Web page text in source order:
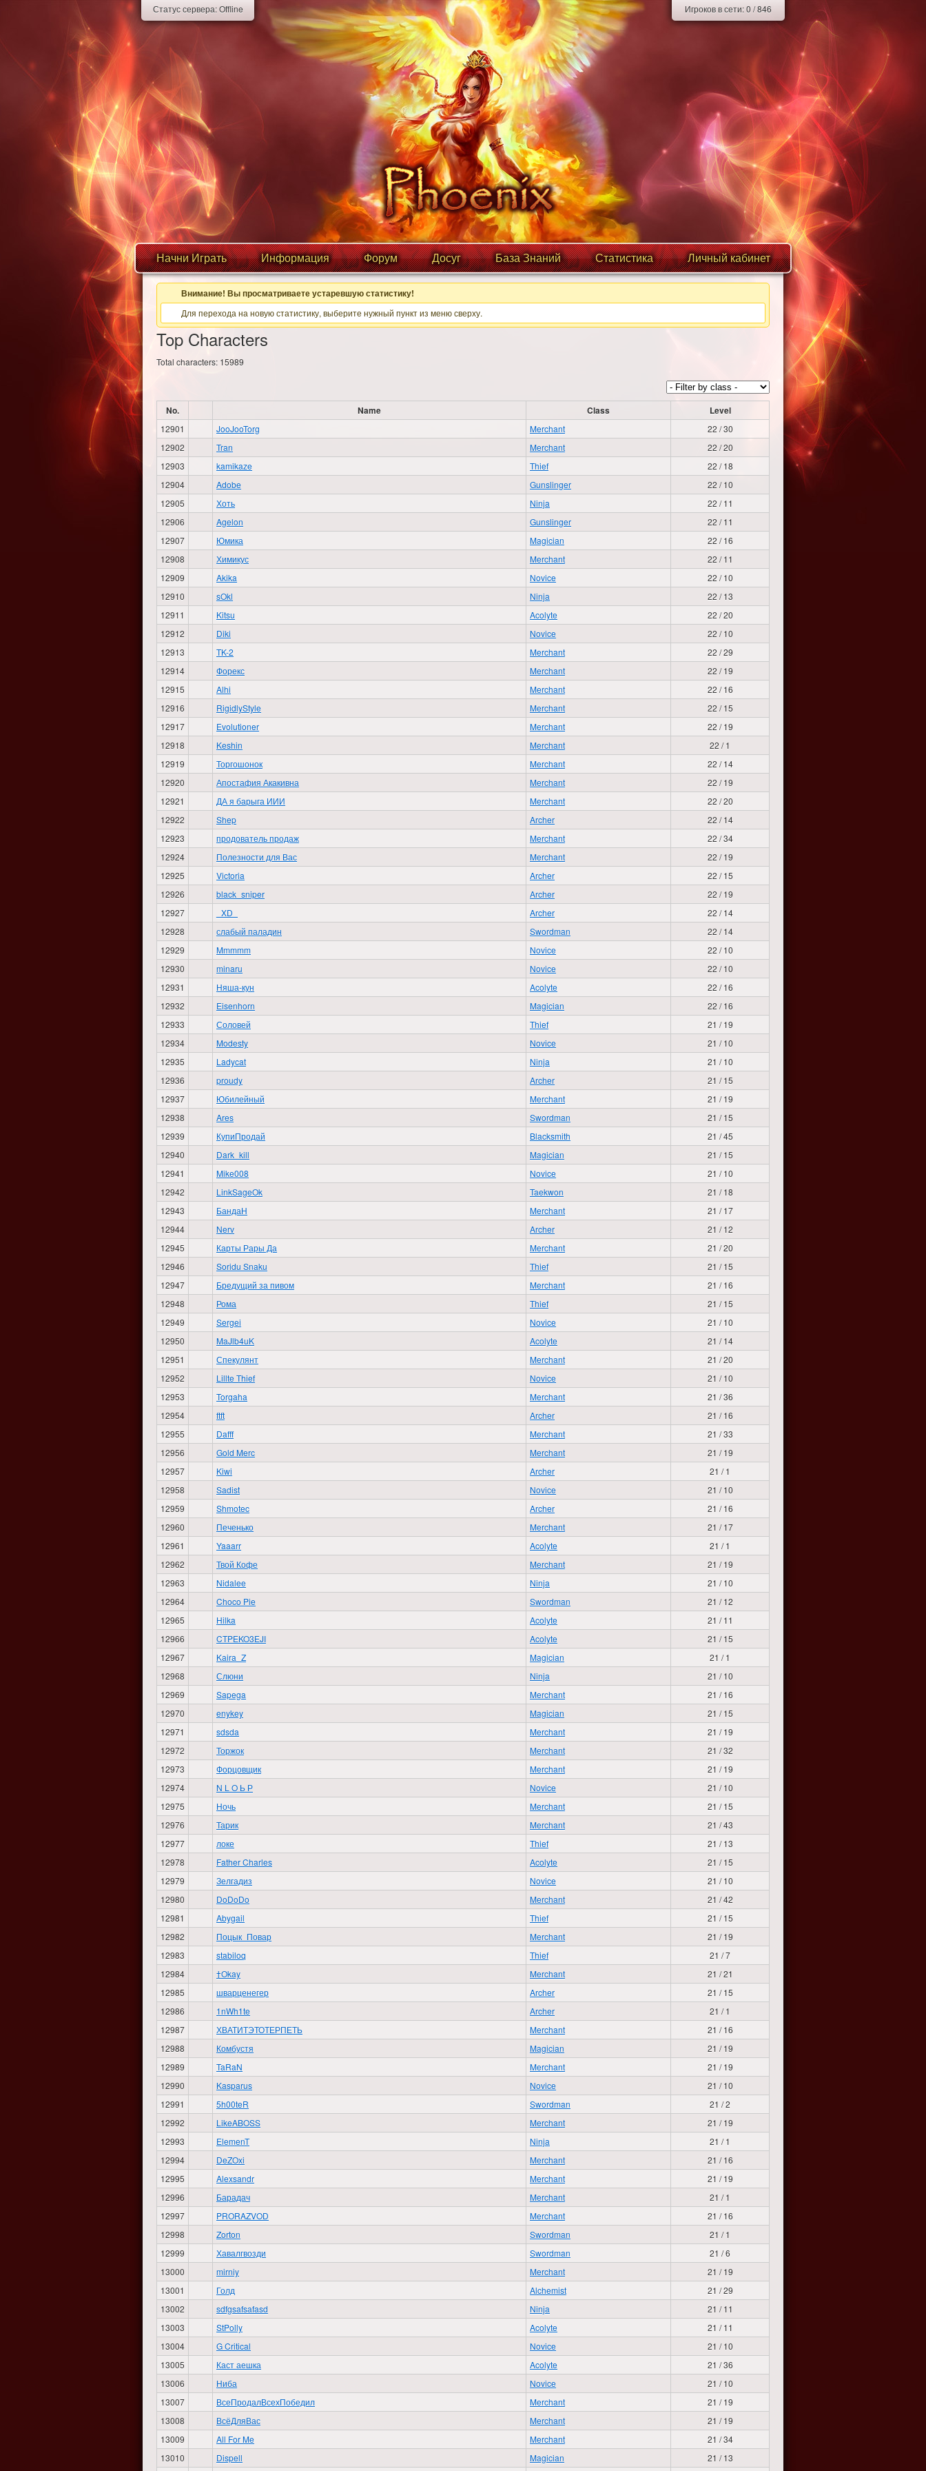
Статус сервера:Offline Игроков в сети:0 /846
Начни Играть Информация Форум Досуг База Знаний Статистика Личный кабинет
Внимание! Вы просматриваете устаревшую статистику!
Для перехода на новую статистику, выберите нужный пункт из меню сверху.
Top Characters
Total characters: 15989
No. Name Class Level
12901 JooJooTorg Merchant
22 / 30
12902
Tran Merchant
22 / 20
12903
kamikaze Thief
22 / 18
12904
Adobe Gunslinger
22 / 10
12905
Хоть Ninja
22 / 11
12906
Agelon Gunslinger
22 / 11
12907
Юмика Magician
22 / 16
12908
Химикус Merchant
22 / 11
12909
Akika Novice
22 / 10
12910
sOkl Ninja
22 / 13
12911
Kitsu Acolyte
22 / 20
12912
Diki Novice
22 / 10
12913
TK-2 Merchant
22 / 29
12914
Форекс Merchant
22 / 19
12915
Alhi Merchant
22 / 16
12916
RigidlyStyle Merchant
22 / 15
12917
Evolutioner Merchant
22 / 19
12918
Keshin Merchant
22 / 1
12919
Торгошонок Merchant
22 / 14
12920
Апостафия Акакивна Merchant
22 / 19
12921
ДА я барыга ИИИ Merchant
22 / 20
12922
Shep Archer
22 / 14
12923
продователь продаж Merchant
22 / 34
12924
Полезности для Вас Merchant
22 / 19
12925
Victoria Archer
22 / 15
12926
black_sniper Archer
22 / 19
12927
_XD_ Archer
22 / 14
12928
слабый паладин Swordman
22 / 14
12929
Mmmmm Novice
22 / 10
12930
minaru Novice
22 / 10
12931
Няша-кун Acolyte
22 / 16
12932
Eisenhorn Magician
22 / 16
12933
Соловей Thief
21 / 19
12934
Modesty Novice
21 / 10
12935
Ladycat Ninja
21 / 10
12936
proudy Archer
21 / 15
12937
Юбилейный Merchant
21 / 19
12938
Ares Swordman
21 / 15
12939
КупиПродай Blacksmith
21 / 45
12940
Dark_kill Magician
21 / 15
12941
Mike008 Novice
21 / 10
12942
LinkSageOk Taekwon
21 / 18
12943
БандаН Merchant
21 / 17
12944
Nerv Archer
21 / 12
12945
Карты Рары Да Merchant
21 / 20
12946
Soridu Snaku Thief
21 / 15
12947
Бредущий за пивом Merchant
21 / 16
12948
Рома Thief
21 / 15
12949
Sergei Novice
21 / 10
12950
MaJlb4uK Acolyte
21 / 14
12951
Спекулянт Merchant
21 / 20
12952
Lillte Thief Novice
21 / 10
12953
Torgaha Merchant
21 / 36
12954
ftft Archer
21 / 16
12955
Dafff Merchant
21 / 33
12956
Gold Merc Merchant
21 / 19
12957
Kiwi Archer
21 / 1
12958
Sadist Novice
21 / 10
12959
Shmotec Archer
21 / 16
12960
Печенько Merchant
21 / 17
12961
Yaaarr Acolyte
21 / 1
12962
Твой Кофе Merchant
21 / 19
12963
Nidalee Ninja
21 / 10
12964
Choco Pie Swordman
21 / 12
12965
Hilka Acolyte
21 / 11
12966
CTPEKO3EJI Acolyte
21 / 15
12967
Kaira_Z Magician
21 / 1
12968
Слюни Ninja
21 / 10
12969
Sapega Merchant
21 / 16
12970
enykey Magician
21 / 15
12971
sdsda Merchant
21 / 19
12972
Торжок Merchant
21 / 32
12973
Форцовщик Merchant
21 / 19
12974
N L O Ь Р Novice
21 / 10
12975
Ночь Merchant
21 / 15
12976
Тарик Merchant
21 / 43
12977
локе Thief
21 / 13
12978
Father Charles Acolyte
21 / 15
12979
Зелгадиз Novice
21 / 10
12980
DoDoDo Merchant
21 / 42
12981
Abygail Thief
21 / 15
12982
Поцык_Повар Merchant
21 / 19
12983
stabiloq Thief
21 / 7
12984
†Okay Merchant
21 / 21
12985
шварценегер Archer
21 / 15
12986
1nWh1te Archer
21 / 1
12987
ХВАТИТЭТОТЕРПЕТЬ Merchant
21 / 16
12988
Комбустя Magician
21 / 19
12989
TaRaN Merchant
21 / 19
12990
Kasparus Novice
21 / 10
12991
5h00teR Swordman
21 / 2
12992
LikeABOSS Merchant
21 / 19
12993
ElemenT Ninja
21 / 1
12994
DeZOxi Merchant
21 / 16
12995
Alexsandr Merchant
21 / 19
12996
Барадач Merchant
21 / 1
12997
PRORAZVOD Merchant
21 / 16
12998
Zorton Swordman
21 / 1
12999
Хавалгвозди Swordman
21 / 6
13000
mirniy Merchant
21 / 19
13001
Голд Alchemist
21 / 29
13002
sdfgsafsafasd Ninja
21 / 11
13003
StPolly Acolyte
21 / 11
13004
G Critical Novice
21 / 10
13005
Каст аешка Acolyte
21 / 36
13006
Ниба Novice
21 / 10
13007
ВсеПродалВсехПобедил Merchant
21 / 19
13008
ВсёДляВас Merchant
21 / 19
13009
All For Me Merchant
21 / 34
13010
Dispell Magician
21 / 13